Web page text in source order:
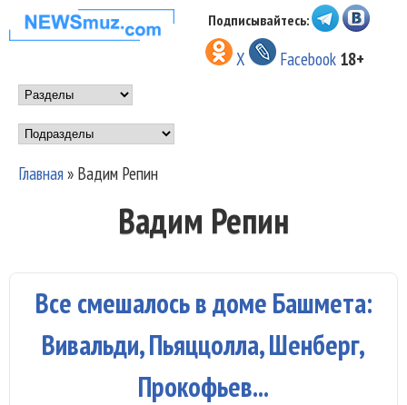
Перейти к основному
содержанию
НОВОСТИ
МУЗЫКИ И
ШОУ БИЗНЕСА
NEWSMUZ.COM
Подписывайтесь:
X Facebook 18+
Main menu
Подразделы
Вы здесь
Главная» Вадим Репин
Вадим Репин
Все смешалось в доме Башмета:
Вивальди, Пьяццолла, Шенберг,
Прокофьев...